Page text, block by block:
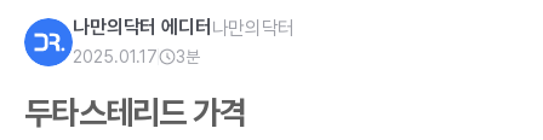
나만의닥터 에디터 나만의닥터
2025.01.17 3분
두타스테리드 가격